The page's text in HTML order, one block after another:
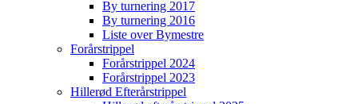
By turnering 2017
By turnering 2016
Liste over Bymestre
Forårstrippel
Forårstrippel 2024
Forårstrippel 2023
Hillerød Efterårstrippel